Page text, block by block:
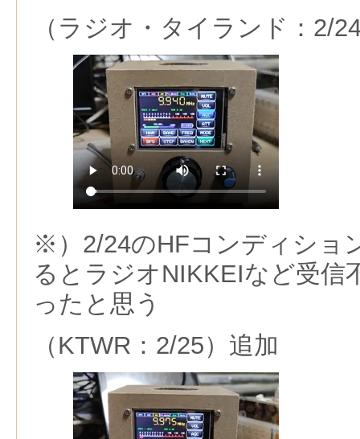
（ラジオ・タイランド：2/
※）2/24のHFコンディショ
るとラジオNIKKEIなど受信
ったと思う
（KTWR：2/25）追加